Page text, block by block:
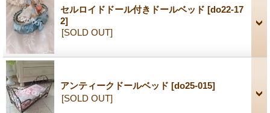
セルロイドドール付きドールベッド [do22-17
2]
[SOLD OUT]
アンティークドールベッド [do25-015]
[SOLD OUT]